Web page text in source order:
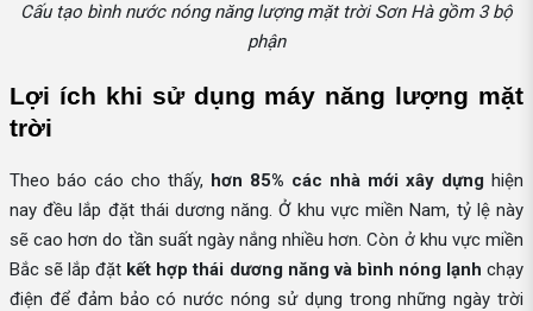
Cấu tạo bình nước nóng năng lượng mặt trời Sơn Hà gồm 3 bộ
phận
Lợi ích khi sử dụng máy năng lượng mặt
trời
Theo báo cáo cho thấy, hơn 85% các nhà mới xây dựng hiện
nay đều lắp đặt thái dương năng. Ở khu vực miền Nam, tỷ lệ này
sẽ cao hơn do tần suất ngày nắng nhiều hơn. Còn ở khu vực miền
Bắc sẽ lắp đặt kết hợp thái dương năng và bình nóng lạnh chạy
điện để đảm bảo có nước nóng sử dụng trong những ngày trời